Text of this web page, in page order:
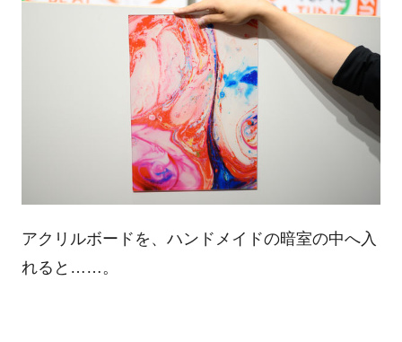
アクリルボードを、ハンドメイドの暗室の中へ入
れると……。